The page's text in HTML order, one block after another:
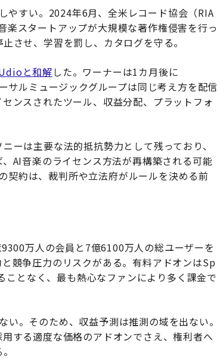
やすい。2024年6月、全米レコード協会（RIA
楽スタートアップが大規模な著作権侵害を行っ
させ、学習を罰し、カタログを守る。
と和解した。ワーナーは1カ月後に
ルミュージックグループは同じ考え方を配信
ンスされたツール、収益分配、プラットフォ
ーは主要な法的抵抗勢力として残っており、
AI音楽のライセンス方法が再構築される可能
約は、裁判所や立法府がルールを決める前
万人の会員と7億6100万人の総ユーザーを
競争圧力のリスクがある。有料アドオンはSp
となく、最も熱心なファンにより多く課金で
。そのため、収益予測は推測の域を出ない。
する適度な価格のアドオンでさえ、権利者へ